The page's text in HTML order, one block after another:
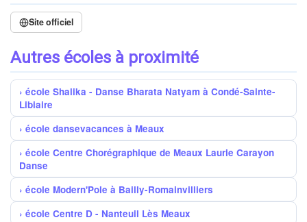
Site officiel
Autres écoles à proximité
école Shalika - Danse Bharata Natyam à Condé-Sainte-
Libiaire
école dansevacances à Meaux
école Centre Chorégraphique de Meaux Laurie Carayon
Danse
école Modern'Pole à Bailly-Romainvilliers
école Centre D - Nanteuil Lès Meaux